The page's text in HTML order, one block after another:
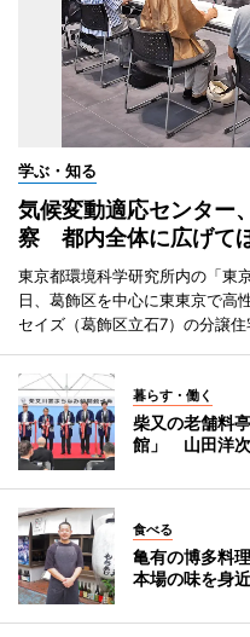
学ぶ・知る
気候変動適応センター
察 都内全体に広げて
東京都環境科学研究所内の「東
日、葛飾区を中心に東東京で高
セイズ（葛飾区立石7）の分譲住
暮らす・働く
柴又の老舗料
館」 山田洋
食べる
亀有の博多料
本場の味を身